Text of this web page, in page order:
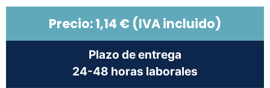
Precio:1,14 € (IVA incluido)
Plazo de entrega
24-48 horas laborales